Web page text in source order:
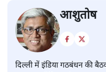
आशुतोष
दिल्ली में इंडिया गठबंधन की